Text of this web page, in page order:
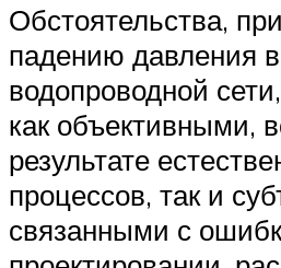
Обстоятельства,
падению давления в
водопроводной
как объективными,
результате
процессов, так и
связанными с